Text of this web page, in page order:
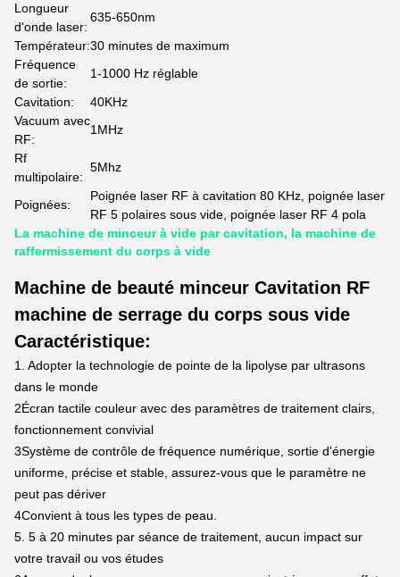
Longueur
d'onde laser:
635-650nm
Températeur:30 minutes de maximum
Fréquence
de sortie:
1-1000 Hz réglable
Cavitation:
40KHz
Vacuum avec
RF:
1MHz
Rf
multipolaire:
5Mhz
Poignées:
Poignée laser RF à cavitation 80 KHz, poignée laser
RF 5 polaires sous vide, poignée laser RF 4 pola
La machine de minceur à vide par cavitation, la machine de
raffermissement du corps à vide
Machine de beauté minceur Cavitation RF
machine de serrage du corps sous vide
Caractéristique:
1. Adopter la technologie de pointe de la lipolyse par ultrasons
dans le monde
2Écran tactile couleur avec des paramètres de traitement clairs,
fonctionnement convivial
3Système de contrôle de fréquence numérique, sortie d'énergie
uniforme, précise et stable, assurez-vous que le paramètre ne
peut pas dériver
4Convient à tous les types de peau.
5. 5 à 20 minutes par séance de traitement, aucun impact sur
votre travail ou vos études